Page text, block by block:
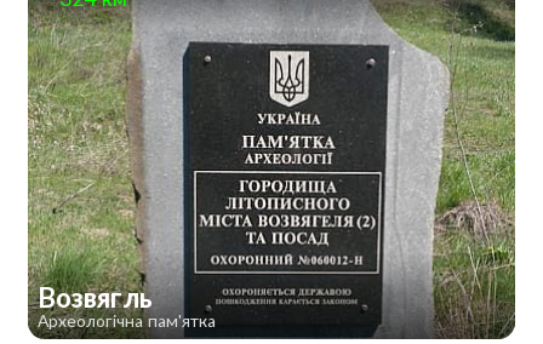
Возвягль
Археологічна пам'ятка